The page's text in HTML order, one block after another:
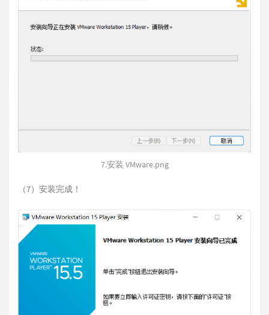
7.安装 VMware.png
（7）安装完成！